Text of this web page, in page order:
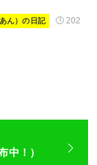
ん）の日記
202
中！）